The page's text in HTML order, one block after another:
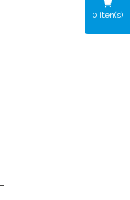
0 iten(s)